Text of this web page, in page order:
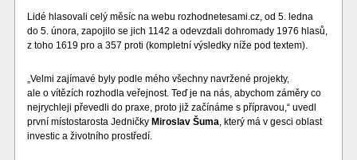
Lidé hlasovali celý měsíc na webu rozhodnetesami.cz, od 5. ledna
do 5. února, zapojilo se jich 1142 a odevzdali dohromady 1976 hlasů,
z toho 1619 pro a 357 proti (kompletní výsledky níže pod textem).
„Velmi zajímavé byly podle mého všechny navržené projekty,
ale o vítězích rozhodla veřejnost. Teď je na nás, abychom záměry co
nejrychleji převedli do praxe, proto již začínáme s přípravou,“ uvedl
první místostarosta Jedničky Miroslav Šuma, který má v gesci oblast
investic a životního prostředí.